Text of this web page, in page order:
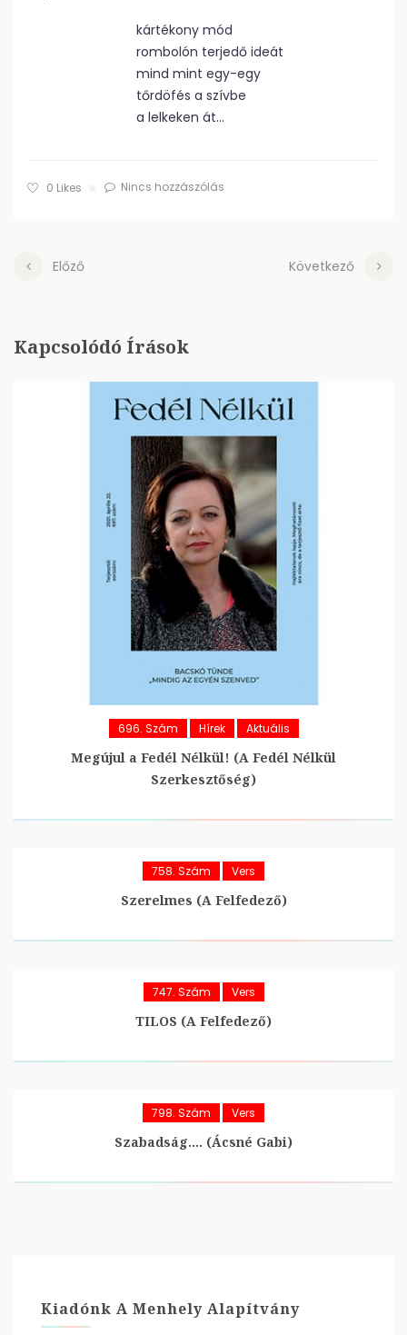
kártékony mód
rombolón terjedő ideát
mind mint egy-egy
tőrdöfés a szívbe
a lelkeken át…
0 Likes Nincs hozzászólás
Előző Következő
Kapcsolódó Írások
696. Szám Hírek Aktuális
Megújul a Fedél Nélkül! (A Fedél Nélkül
Szerkesztőség)
758. Szám Vers
Szerelmes (A Felfedező)
747. Szám Vers
TILOS (A Felfedező)
798. Szám Vers
Szabadság…. (Ácsné Gabi)
Kiadónk A Menhely Alapítvány